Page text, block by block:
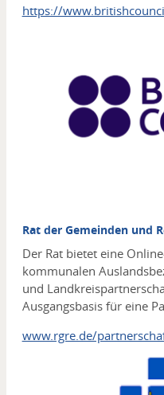
https://
Rat der Gemeinden und
Der Rat bietet eine
kommunalen
und
Ausgangsbasis für eine
www.rgre.de/